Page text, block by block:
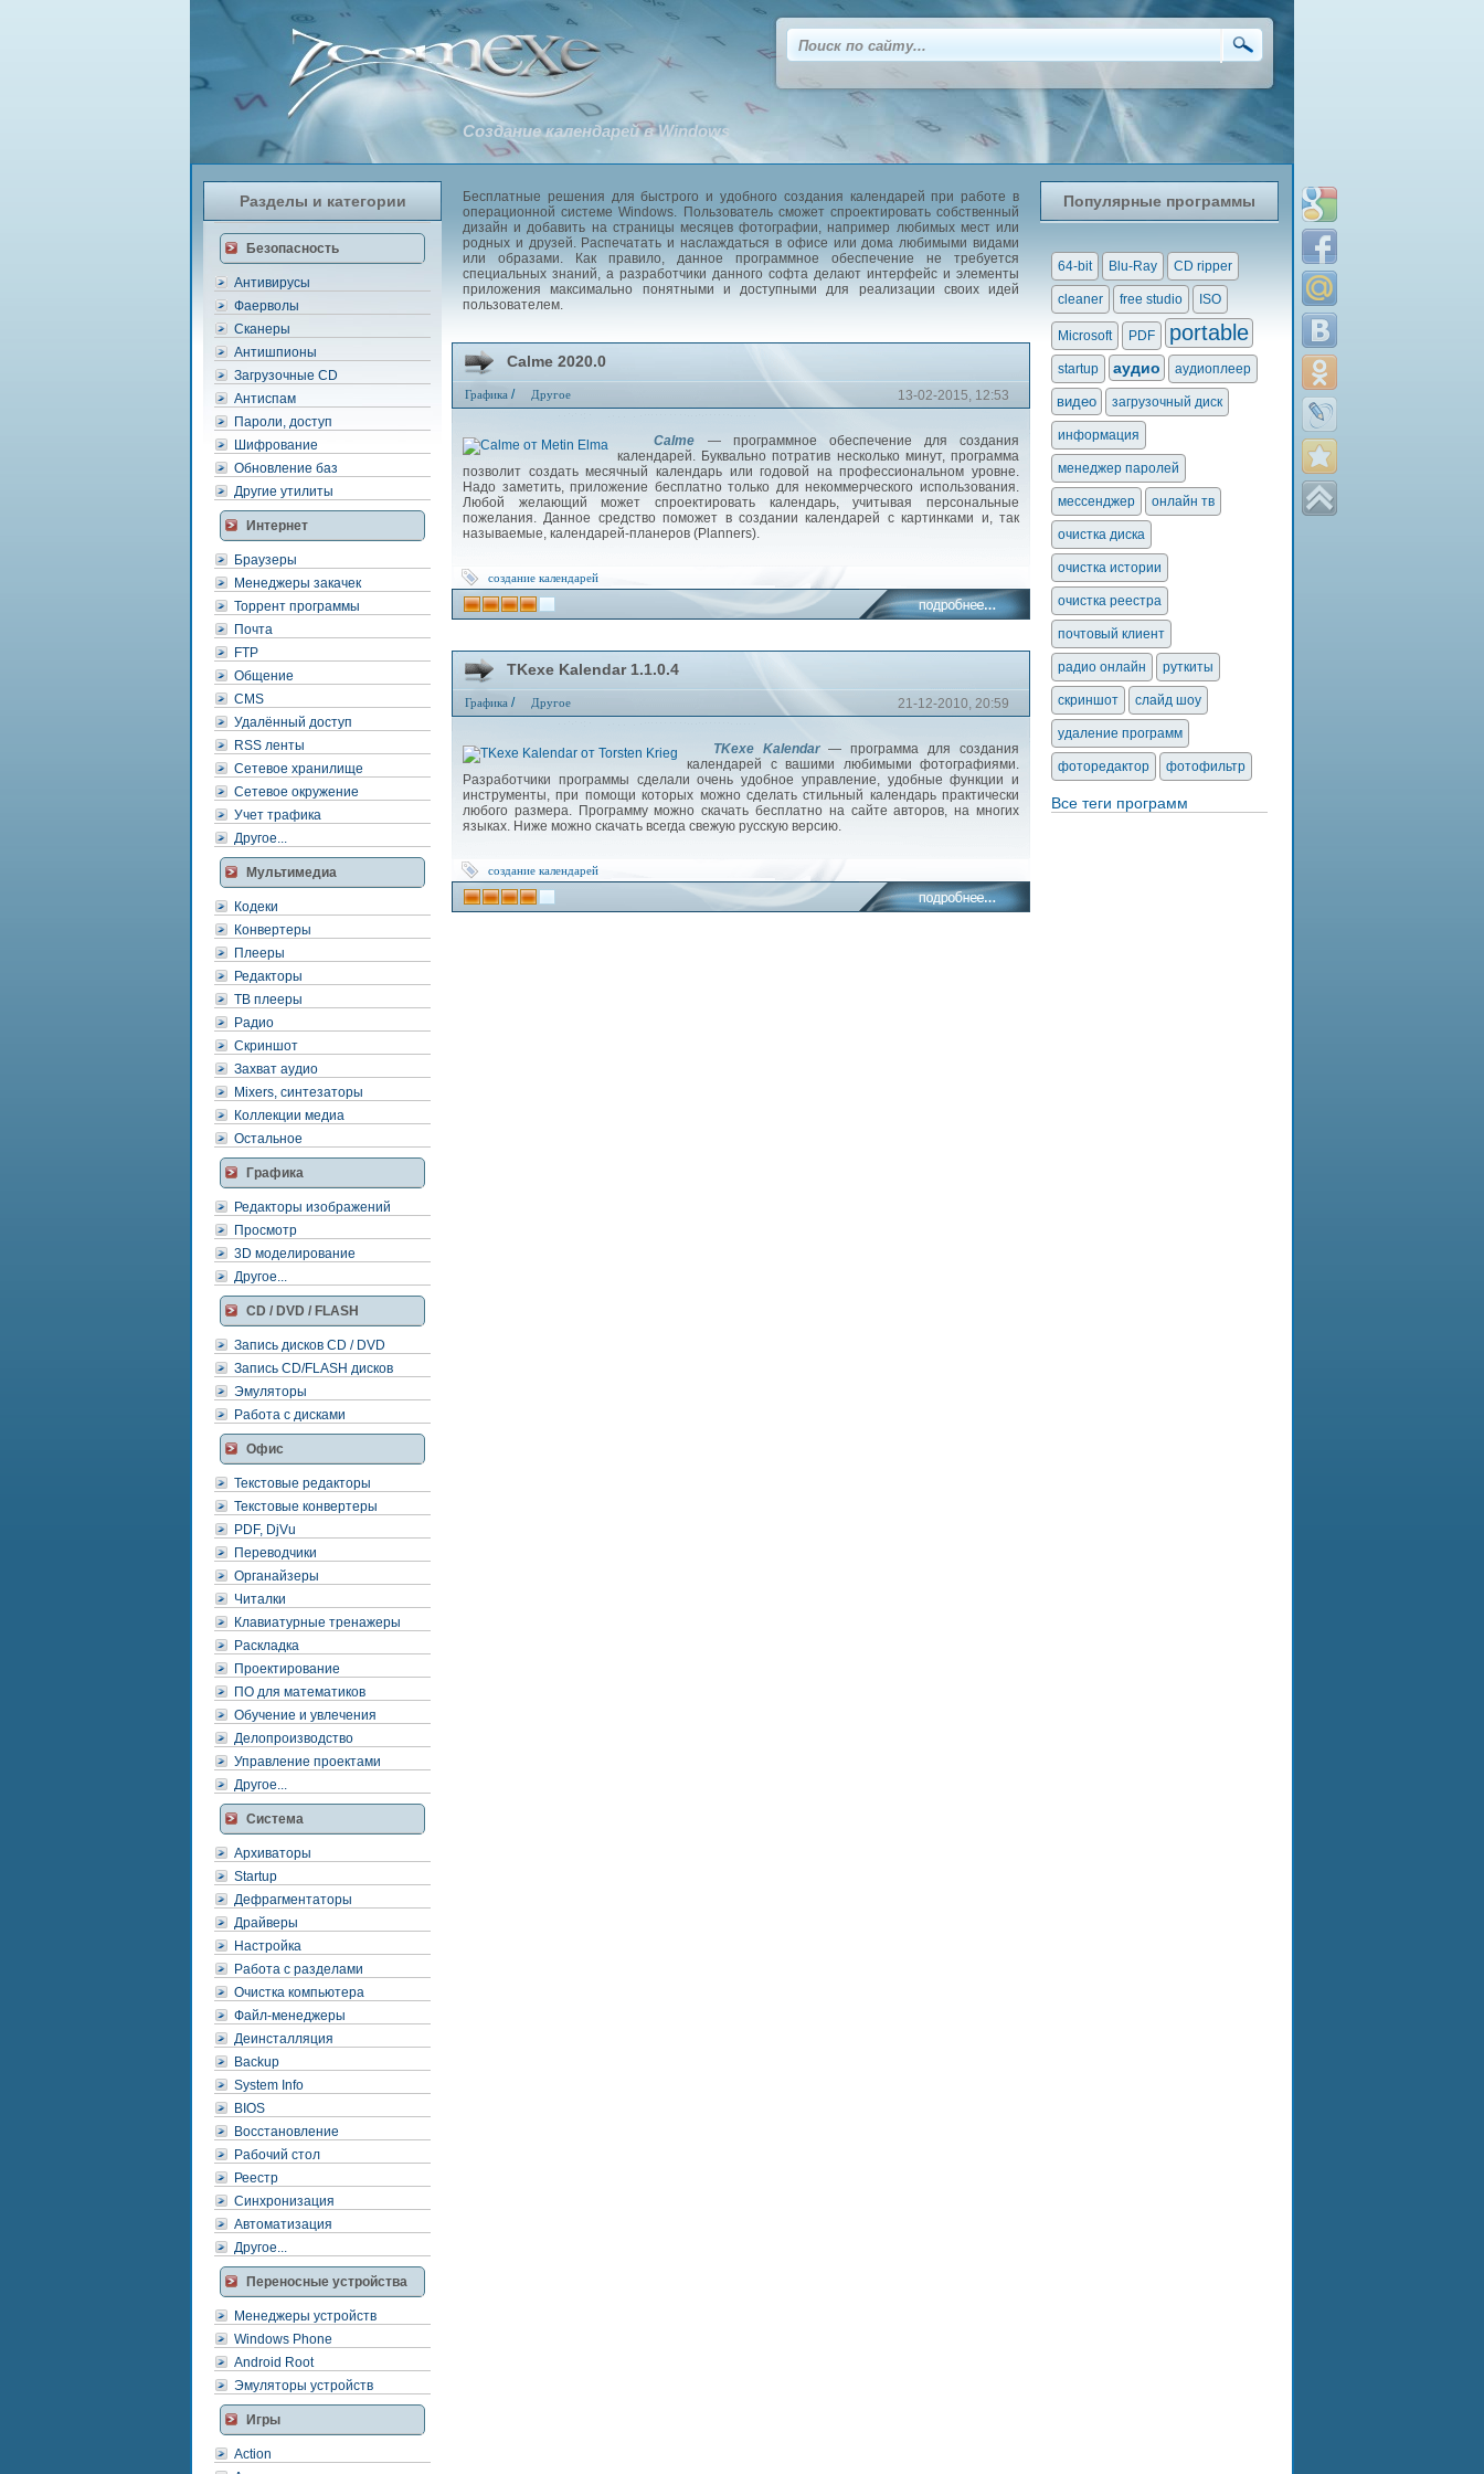
Разделы и категории
Безопасность
Антивирусы
Фаерволы
Сканеры
Антишпионы
Загрузочные CD
Антиспам
Пароли, доступ
Шифрование
Обновление баз
Другие утилиты
Интернет
Браузеры
Менеджеры закачек
Торрент программы
Почта
FTP
Общение
CMS
Удалённый доступ
RSS ленты
Сетевое хранилище
Сетевое окружение
Учет трафика
Другое...
Мультимедиа
Кодеки
Конвертеры
Плееры
Редакторы
ТВ плееры
Радио
Скриншот
Захват аудио
Mixers, синтезаторы
Коллекции медиа
Остальное
Графика
Редакторы изображений
Просмотр
3D моделирование
Другое...
CD / DVD / FLASH
Запись дисков CD / DVD
Запись CD/FLASH дисков
Эмуляторы
Работа с дисками
Офис
Текстовые редакторы
Текстовые конвертеры
PDF, DjVu
Переводчики
Органайзеры
Читалки
Клавиатурные тренажеры
Раскладка
Проектирование
ПО для математиков
Обучение и увлечения
Делопроизводство
Управление проектами
Другое...
Система
Архиваторы
Startup
Дефрагментаторы
Драйверы
Настройка
Работа с разделами
Очистка компьютера
Файл-менеджеры
Деинсталляция
Backup
System Info
BIOS
Восстановление
Рабочий стол
Реестр
Синхронизация
Автоматизация
Другое...
Переносные устройства
Менеджеры устройств
Windows Phone
Android Root
Эмуляторы устройств
Игры
Action
Создание календарей в Windows
Бесплатные решения для быстрого и удобного создания календарей при работе в
операционной системе Windows. Пользователь сможет спроектировать собственный
дизайн и добавить на страницы месяцев фотографии, например любимых мест или
родных и друзей. Распечатать и наслаждаться в офисе или дома любимыми видами
или образами. Как правило, данное программное обеспечение не требуется
специальных знаний, а разработчики данного софта делают интерфейс и элементы
приложения максимально понятными и доступными для реализации своих идей
пользователем.
Calme 2020.0
Графика / Другое 13-02-2015, 12:53
Calme — программное обеспечение для создания
календарей. Буквально потратив несколько минут, программа
позволит создать месячный календарь или годовой на профессиональном уровне.
Надо заметить, приложение бесплатно только для некоммерческого использования.
Любой желающий может спроектировать календарь, учитывая персональные
пожелания. Данное средство поможет в создании календарей с картинками и, так
называемые, календарей-планеров (Planners).
создание календарей
TKexe Kalendar 1.1.0.4
Графика / Другое 21-12-2010, 20:59
TKexe Kalendar— программа для создания
календарей с вашими любимыми фотографиями.
Разработчики программы сделали очень удобное управление, удобные функции и
инструменты, при помощи которых можно сделать стильный календарь практически
любого размера. Программу можно скачать бесплатно на сайте авторов, на многих
языках. Ниже можно скачать всегда свежую русскую версию.
создание календарей
Популярные программы
64-bit Blu-Ray CD ripper
cleaner free studio ISO
Microsoft PDF portable
startup аудио аудиоплеер
видео загрузочный диск
информация
менеджер паролей
мессенджер онлайн тв
очистка диска
очистка истории
очистка реестра
почтовый клиент
радио онлайн руткиты
скриншот слайд шоу
удаление программ
фоторедактор фотофильтр
Все теги программ